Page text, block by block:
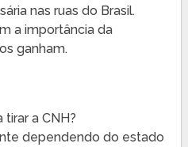
nas ruas do Brasil.
a importância da
ganham.
a CNH?
dependendo do estado